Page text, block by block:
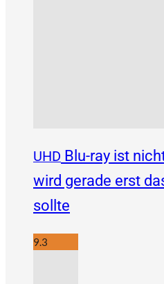
UHD Blu-ray ist
wird gerade erst
sollte
9.3